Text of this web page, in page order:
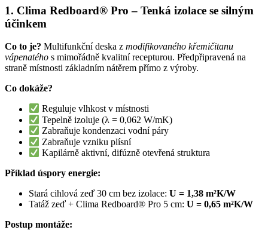
1. Clima Redboard® Pro – Tenká izolace se silným
účinkem
Co to je? Multifunkční deska z modifikovaného křemičitanu
vápenatého s mimořádně kvalitní recepturou. Předpřipravená na
straně místnosti základním nátěrem přímo z výroby.
Co dokáže?
Reguluje vlhkost v místnosti
Tepelně izoluje (λ = 0,062 W/mK)
Zabraňuje kondenzaci vodní páry
Zabraňuje vzniku plísní
Kapilárně aktivní, difúzně otevřená struktura
Příklad úspory energie:
Stará cihlová zeď 30 cm bez izolace: U = 1,38 m²K/W
Tatáž zeď + Clima Redboard® Pro 5 cm: U = 0,65 m²K/W
Postup montáže: